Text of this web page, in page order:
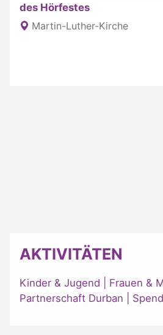
des Hörfestes
Martin-Luther-Kirche
AKTIVITÄTEN
Kinder & Jugend Frauen &
Partnerschaft Durban